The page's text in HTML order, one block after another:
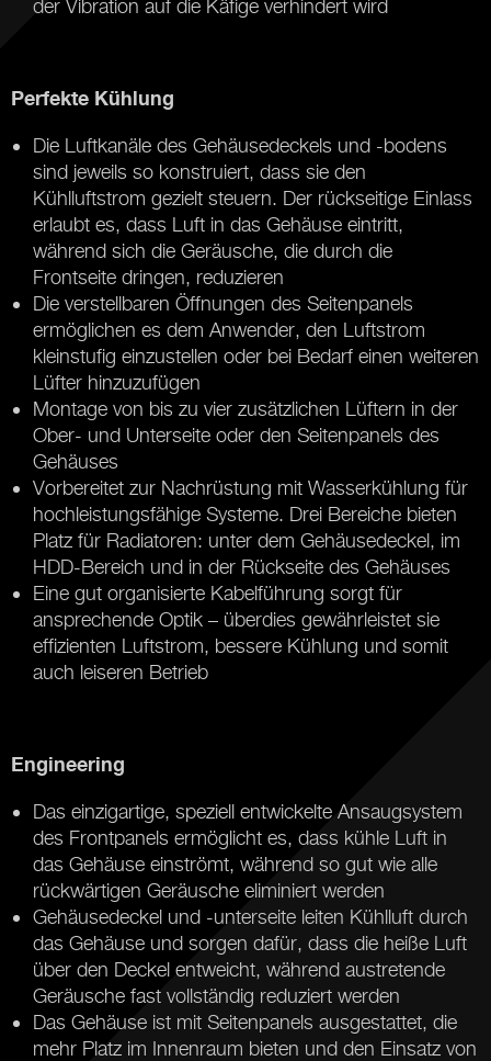
der Vibration auf die Käfige verhindert wird
Perfekte Kühlung
Die Luftkanäle des Gehäusedeckels und -bodens
sind jeweils so konstruiert, dass sie den
Kühlluftstrom gezielt steuern. Der rückseitige Einlass
erlaubt es, dass Luft in das Gehäuse eintritt,
während sich die Geräusche, die durch die
Frontseite dringen, reduzieren
Die verstellbaren Öffnungen des Seitenpanels
ermöglichen es dem Anwender, den Luftstrom
kleinstufig einzustellen oder bei Bedarf einen weiteren
Lüfter hinzuzufügen
Montage von bis zu vier zusätzlichen Lüftern in der
Ober- und Unterseite oder den Seitenpanels des
Gehäuses
Vorbereitet zur Nachrüstung mit Wasserkühlung für
hochleistungsfähige Systeme. Drei Bereiche bieten
Platz für Radiatoren: unter dem Gehäusedeckel, im
HDD-Bereich und in der Rückseite des Gehäuses
Eine gut organisierte Kabelführung sorgt für
ansprechende Optik – überdies gewährleistet sie
effizienten Luftstrom, bessere Kühlung und somit
auch leiseren Betrieb
Engineering
Das einzigartige, speziell entwickelte Ansaugsystem
des Frontpanels ermöglicht es, dass kühle Luft in
das Gehäuse einströmt, während so gut wie alle
rückwärtigen Geräusche eliminiert werden
Gehäusedeckel und -unterseite leiten Kühlluft durch
das Gehäuse und sorgen dafür, dass die heiße Luft
über den Deckel entweicht, während austretende
Geräusche fast vollständig reduziert werden
Das Gehäuse ist mit Seitenpanels ausgestattet, die
mehr Platz im Innenraum bieten und den Einsatz von